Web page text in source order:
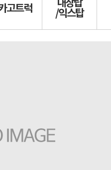
고트럭
내장탑
/익스탑